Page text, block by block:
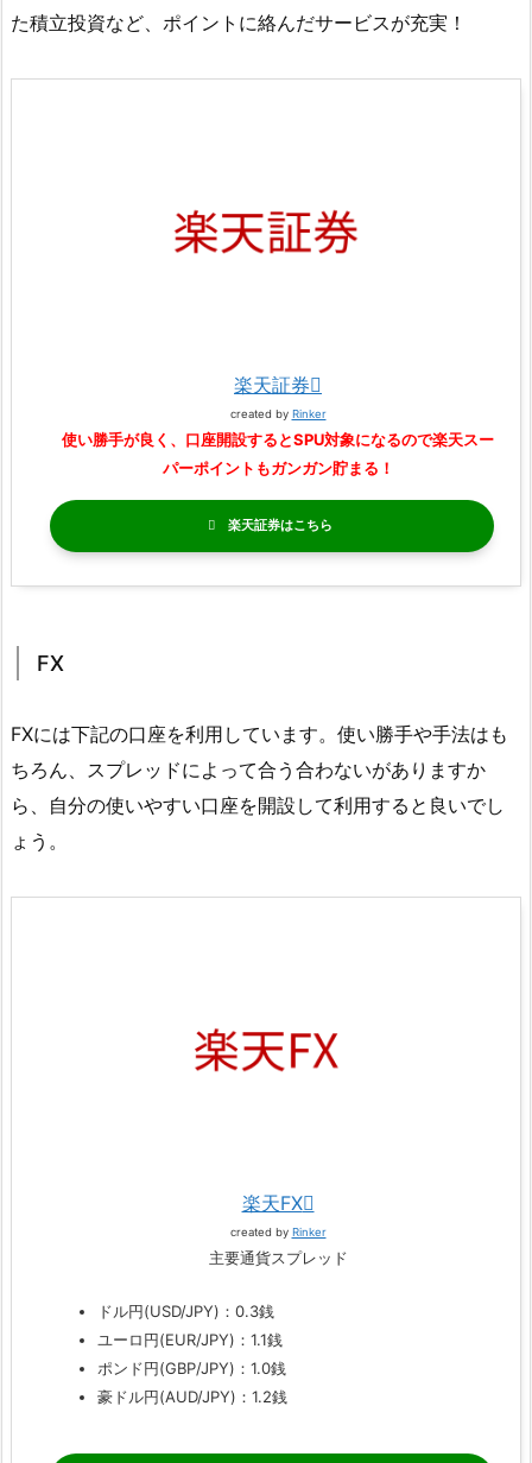
た積立投資など、ポイントに絡んだサービスが充実！
楽天証券
created by Rinker
使い勝手が良く、口座開設するとSPU対象になるので楽天スー
パーポイントもガンガン貯まる！
楽天証券
FX
FXには下記の口座を利用しています。使い勝手や手法はも
ちろん、スプレッドによって合う合わないがありますか
ら、自分の使いやすい口座を開設して利用すると良いでし
ょう。
楽天FX
created by Rinker
主要通貨スプレッド
ドル円(USD/JPY)：0.3銭
ユーロ円(EUR/JPY)：1.1銭
ポンド円(GBP/JPY)：1.0銭
豪ドル円(AUD/JPY)：1.2銭